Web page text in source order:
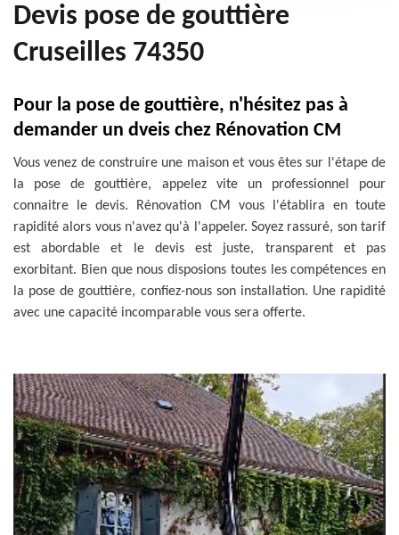
Devis pose de gouttière
Cruseilles 74350
Pour la pose de gouttière, n'hésitez pas à
demander un dveis chez Rénovation CM
Vous venez de construire une maison et vous êtes sur l'étape de
la pose de gouttière, appelez vite un professionnel pour
connaitre le devis. Rénovation CM vous l'établira en toute
rapidité alors vous n'avez qu'à l'appeler. Soyez rassuré, son tarif
est abordable et le devis est juste, transparent et pas
exorbitant. Bien que nous disposions toutes les compétences en
la pose de gouttière, confiez-nous son installation. Une rapidité
avec une capacité incomparable vous sera offerte.